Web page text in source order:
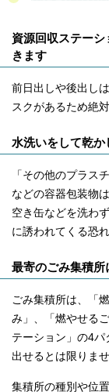
資源回収ステー
きます
前日出しや後出し
スクがあるため絶
水洗いをして乾か
「その他のプラス
などの容器包装物
空き缶などを洗わ
に誘われてくる恐
最寄のごみ集積
ごみ集積所は、「
み」、「燃やせる
テーション」の4
出せるとは限りませ
集積所の種別や位